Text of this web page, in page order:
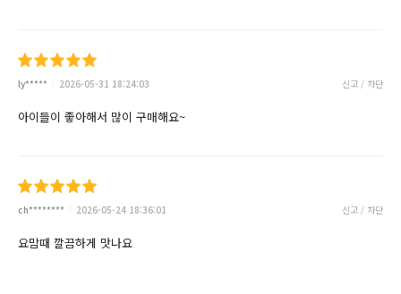
ly***** 2026-05-31 18:24:03 신고 / 차단
아이들이 좋아해서 많이 구매해요~
ch******** 2026-05-24 18:36:01 신고 / 차단
요맘때 깔끔하게 맛나요